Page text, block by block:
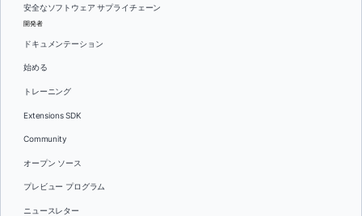
安全なソフトウェア サプライチェーン
開発者
ドキュメンテーション
始める
トレーニング
Extensions SDK
Community
オープン ソース
プレビュー プログラム
ニュースレター